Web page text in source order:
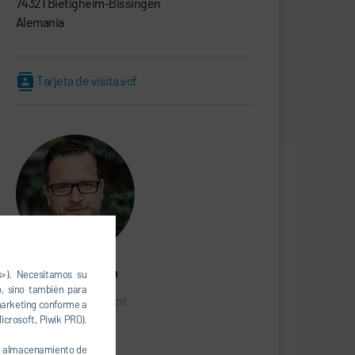
Necesitamos su
sino también para
conforme a
Piwik PRO).
de
Alemania
Tarjeta de visita.vcf
Marcus Treppschuh
Senior Vice President